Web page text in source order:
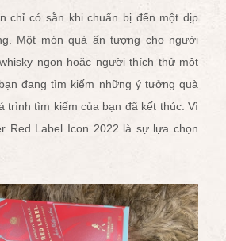
chỉ có sẵn khi chuẩn bị đến một dịp
Một món quà ấn tượng cho người
ngon hoặc người thích thử một
đang tìm kiếm những ý tưởng quà
trình tìm kiếm của bạn đã kết thúc. Vì
Red Label Icon 2022 là sự lựa chọn